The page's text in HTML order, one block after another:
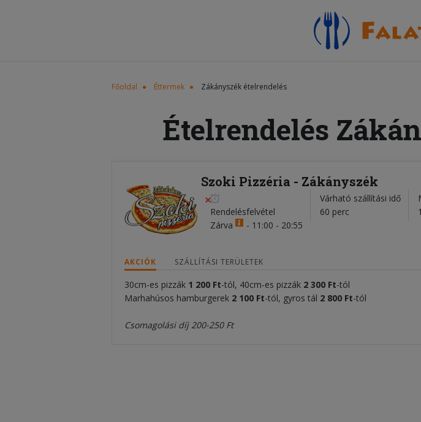
Főoldal Éttermek Zákányszék ételrendelés
Ételrendelés
Szoki Pizzéria - Zákányszék
Rendelésfelvétel
Zárva
- 11:00 - 20:55
Várható szállítási idő
60 perc
AKCIÓK SZÁLLÍTÁSI TERÜLETEK
30cm-es pizzák 1 200 Ft-tól, 40cm-es pizzák 2 300 Ft-tól
Marhahúsos hamburgerek 2 100 Ft-tól, gyros tál 2 800 Ft-tól
Csomagolási díj 200-250 Ft